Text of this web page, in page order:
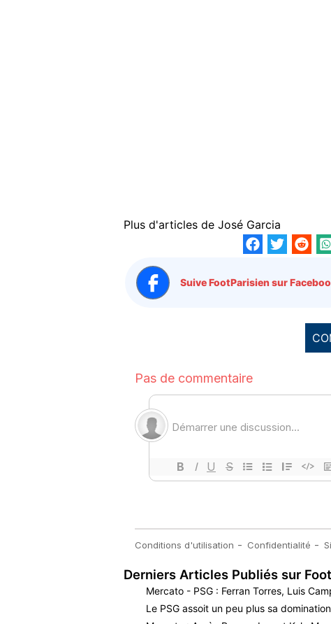
Plus d'articles de José Garcia
Suive FootParisien sur
Derniers Articles Publiés sur
Mercato - PSG : Ferran Torres, Luis
Le PSG assoit un peu plus sa